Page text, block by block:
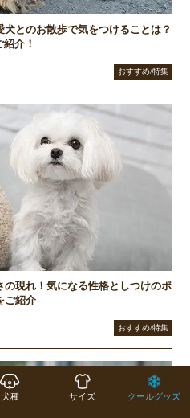
犬種 サイズ クールグッズ
とのお散歩で気をつけることは？
介！
おすすめ/特集
現れ！気になる性格としつけのポ
ご紹介
おすすめ/特集